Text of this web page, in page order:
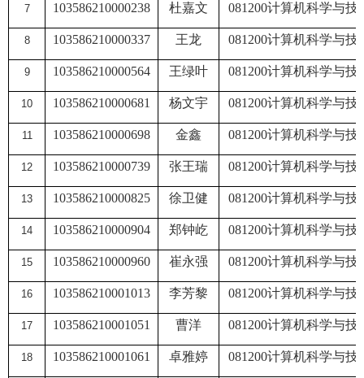
7 103586210000238 杜嘉文 081200计算机科学与技
8 103586210000337 王龙 081200计算机科学与技
9 103586210000564 王绿叶 081200计算机科学与技
10 103586210000681 杨文宇 081200计算机科学与技
11 103586210000698 金鑫 081200计算机科学与技
12 103586210000739 张王瑞 081200计算机科学与技
13 103586210000825 徐卫健 081200计算机科学与技
14 103586210000904 郑钟屹 081200计算机科学与技
15 103586210000960 崔永强 081200计算机科学与技
16 103586210001013 李芳黎 081200计算机科学与技
17 103586210001051 曹洋 081200计算机科学与技
18 103586210001061 卓雅婷 081200计算机科学与技